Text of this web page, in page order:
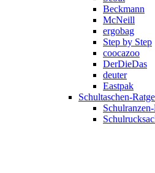
Beckmann
McNeill
ergobag
Step by Step
coocazoo
DerDieDas
deuter
Eastpak
Schultaschen-